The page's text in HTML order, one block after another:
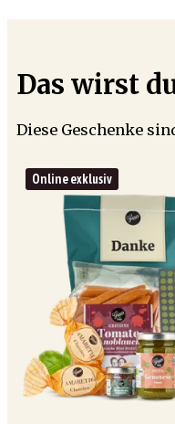
Das wirst
Diese Geschenke
Online exklusiv